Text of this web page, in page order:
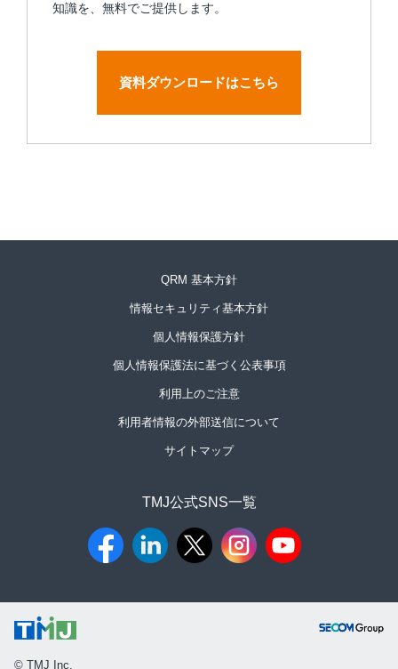
知識を、無料でご提供します。
資料ダウンロードはこちら
QRM 基本方針
情報セキュリティ基本方針
個人情報保護方針
個人情報保護法に基づく公表事項
利用上のご注意
利用者情報の外部送信について
サイトマップ
TMJ公式SNS一覧​
© TMJ Inc.